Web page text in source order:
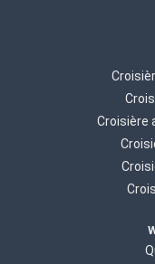
Croisière